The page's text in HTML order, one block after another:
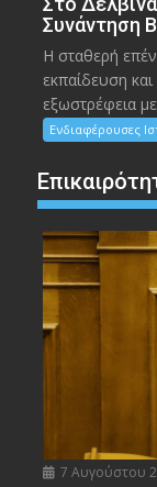
Συνάντηση
Η σταθερή
εκπαίδευση
εξωστρέφεια
Ενδιαφέρουσες
7 Αυγούστου